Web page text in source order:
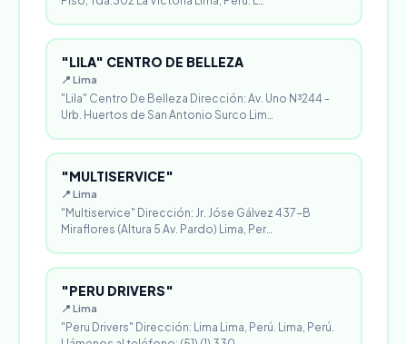
"LILA" CENTRO DE BELLEZA
📍 Lima
"Lila" Centro De Belleza Dirección: Av. Uno N³244 -
Urb. Huertos de San Antonio Surco Lim…
"MULTISERVICE"
📍 Lima
"Multiservice" Dirección: Jr. Jóse Gálvez 437-B
Miraflores (Altura 5 Av. Pardo) Lima, Per…
"PERU DRIVERS"
📍 Lima
"Peru Drivers" Dirección: Lima Lima, Perú. Lima, Perú.